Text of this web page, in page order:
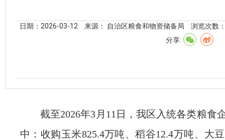
日期：2026-03-12 来源： 自治区粮食和物资储备局
浏览次数
分享:
截至2026年3 月 11 日，我区入统各类粮食
中：收购玉米825.4万吨、稻谷12.4万吨、大豆